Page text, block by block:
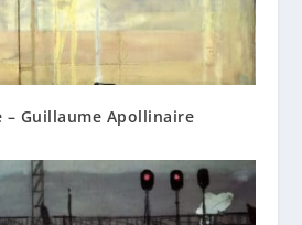
– Guillaume Apollinaire